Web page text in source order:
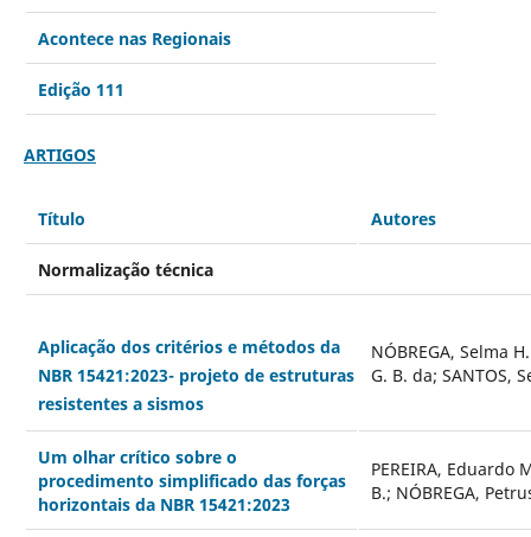
Acontece nas Regionais
Edição 111
ARTIGOS
Título Autores
Normalização técnica
Aplicação dos critérios e métodos da
NBR 15421:2023- projeto de estruturas
resistentes a sismos
NÓBREGA, Selma
G. B. da; SANTOS,
Um olhar crítico sobre o
procedimento simplificado das forças
horizontais da NBR 15421:2023
PEREIRA, Eduardo
B.; NÓBREGA,